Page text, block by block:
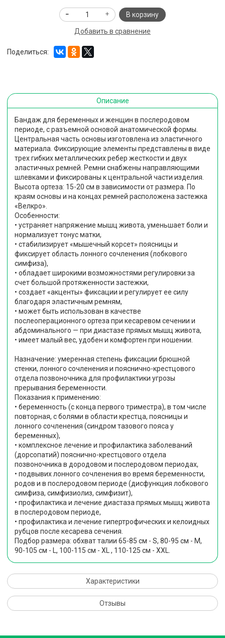
В корзину
Добавить в сравнение
Поделиться:
Описание
Бандаж для беременных и женщин в послеродовом
периоде, с разъемной основой анатомической формы.
Центральная часть основы изготовлена из эластичного
материала. Фиксирующие элементы представлены в виде
трех гибких металлических ребер жесткости и двух
эластичных ремней. Ремни снабжены направляющими
шлевками и фиксированы к центральной части изделия.
Высота ортеза: 15-20 см в зависимости от размера. По
краям основы и на концах ремней расположена застежка
«Велкро».
Особенности:
• устраняет напряжение мышц живота, уменьшает боли и
нормализует тонус матки,
• стабилизирует «мышечный корсет» поясницы и
фиксирует область лонного сочленения (лобкового
симфиза),
• обладает широкими возможностями регулировки за
счет большой протяженности застежки,
• создает «акценты» фиксации и регулирует ее силу
благодаря эластичным ремням,
• может быть использован в качестве
послеоперационного ортеза при кесаревом сечении и
абдоминального — при диастазе прямых мышц живота,
• имеет малый вес, удобен и комфортен при ношении.
Назначение: умеренная степень фиксации брюшной
стенки, лонного сочленения и пояснично-крестцового
отдела позвоночника для профилактики угрозы
прерывания беременности.
Показания к применению:
• беременность (с конца первого триместра), в том числе
повторная, с болями в области крестца, поясницы и
лонного сочленения (синдром тазового пояса у
беременных),
• комплексное лечение и профилактика заболеваний
(дорсопатий) пояснично-крестцового отдела
позвоночника в дородовом и послеродовом периодах,
• подвывих лонного сочленения во время беременности,
родов и в послеродовом периоде (дисфункция лобкового
симфиза, симфизиолиз, симфизит),
• профилактика и лечение диастаза прямых мышц живота
в послеродовом периоде,
• профилактика и лечение гипертрофических и келоидных
рубцов после кесарева сечения.
Подбор размера: обхват талии 65-85 см - S, 80-95 см - M,
90-105 см - L, 100-115 см - XL , 110-125 см - XXL.
Характеристики
Отзывы